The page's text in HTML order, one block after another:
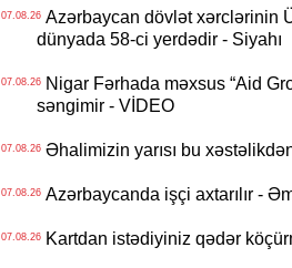
07.08.26Azərbaycan dövlət xərclərinin
dünyada 58-ci yerdədir - Siyahı
07.08.26Nigar Fərhada məxsus “Aid
səngimir - VİDEO
07.08.26Əhalimizin yarısı bu
07.08.26Azərbaycanda işçi axtarılır -
07.08.26Kartdan istədiyiniz qədər